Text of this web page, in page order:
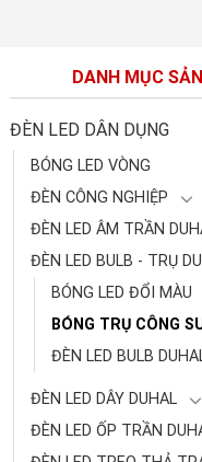
DANH MỤC
ĐÈN LED DÂN DỤNG
BÓNG LED VÒNG
ĐÈN CÔNG NGHIỆP
ĐÈN LED ÂM TRẦN
ĐÈN LED BULB - TRỤ
BÓNG LED ĐỔI MÀU
BÓNG TRỤ CÔNG
ĐÈN LED BULB
ĐÈN LED DÂY DUHAL
ĐÈN LED ỐP TRẦN